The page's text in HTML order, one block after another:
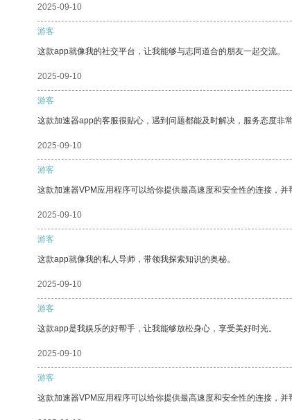
2025-09-10
游客
这款app就像我的社交平台，让我能够与志同道合的朋友一起交流。
2025-09-10
游客
这款加速器app的客服很贴心，遇到问题都能及时解决，服务态度非常
2025-09-10
游客
这款加速器VPM应用程序可以给你提供最高速度和安全性的连接，并
2025-09-10
游客
这款app就像我的私人导师，带领我探索知识的奥秘。
2025-09-10
游客
这款app是我娱乐的好帮手，让我能够放松身心，享受美好时光。
2025-09-10
游客
这款加速器VPM应用程序可以给你提供最高速度和安全性的连接，并